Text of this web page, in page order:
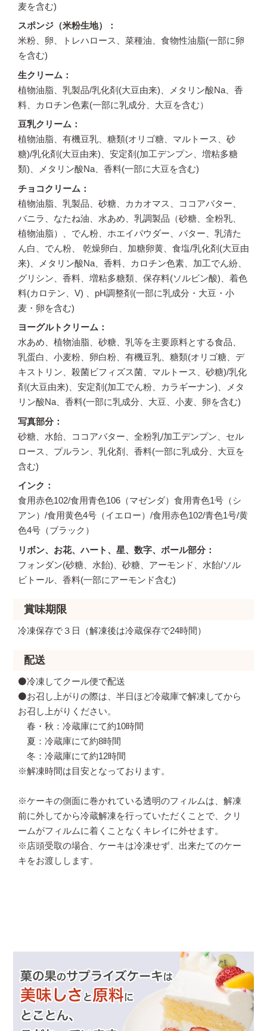
麦を含む)
スポンジ（米粉生地）
米粉、卵、トレハロース、菜種油、食物性油脂(一部に卵
を含む)
生クリーム
植物油脂、乳製品/乳化剤(大豆由来)、メタリン酸Na、香
料、カロチン色素(一部に乳成分、大豆を含む）
豆乳クリーム
植物油脂、有機豆乳、糖類(オリゴ糖、マルトース、砂
糖)/乳化剤(大豆由来)、安定剤(加工デンプン、増粘多糖
類)、メタリン酸Na、香料(一部に大豆を含む)
チョコクリーム
植物油脂、乳製品、砂糖、カカオマス、ココアバター、
バニラ、なたね油、水あめ、乳調製品（砂糖、全粉乳、
植物油脂）、でん粉、ホエイパウダー、バター、乳清た
ん白、でん粉、 乾燥卵白、加糖卵黄、食塩/乳化剤(大豆由
来)、メタリン酸Na、香料、カロチン色素、加工でん紛、
グリシン、香料、増粘多糖類、保存料(ソルビン酸)、着色
料(カロテン、V) 、pH調整剤(一部に乳成分・大豆・小
麦・卵を含む)
ヨーグルトクリーム
水あめ、植物油脂、砂糖、乳等を主要原料とする食品、
乳蛋白、小麦粉、卵白粉、有機豆乳、糖類(オリゴ糖、デ
キストリン、殺菌ビフィズス菌、マルトース、砂糖)/乳化
剤(大豆由来)、安定剤(加工でん粉、カラギーナン)、メタ
リン酸Na、香料(一部に乳成分、大豆、小麦、卵を含む)
写真部分
砂糖、水飴、ココアバター、全粉乳/加工デンプン、セル
ロース、プルラン、乳化剤、香料(一部に乳成分、大豆を
含む)
インク
食用赤色102/食用青色106（マゼンダ）食用青色1号（シ
アン）/食用黄色4号（イエロー）/食用赤色102/青色1号/黄
色4号（ブラック）
リボン、お花、ハート、星、数字、ボール部分
フォンダン(砂糖、水飴)、砂糖、アーモンド、水飴/ソル
ビトール、香料(一部にアーモンド含む)
賞味期限
冷凍保存で３日（解凍後は冷蔵保存で24時間）
配送
⚫️冷凍してクール便で配送
⚫️お召し上がりの際は、半日ほど冷蔵庫で解凍してから
お召し上がりください。
春・秋：冷蔵庫にて約10時間
夏：冷蔵庫にて約8時間
冬：冷蔵庫にて約12時間
※解凍時間は目安となっております。
※ケーキの側面に巻かれている透明のフィルムは、解凍
前に外してから冷蔵解凍を行っていただくことで、クリ
ームがフィルムに着くことなくキレイに外せます。
※店頭受取の場合、ケーキは冷凍せず、出来たてのケー
キをお渡しします。